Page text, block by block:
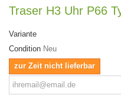
Traser H3 Uhr P66
Variante
Condition Neu
zur Zeit nicht lieferbar